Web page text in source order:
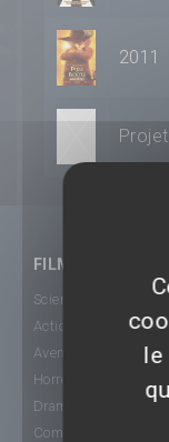
2011
Projet
FILMS
Science-Fiction
Action
Aventure
Horreur
Drame
Comédie
le